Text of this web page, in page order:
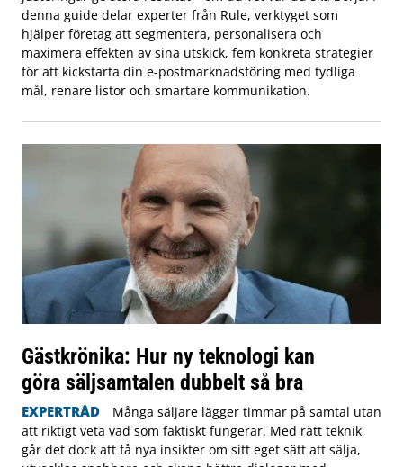
denna guide delar experter från Rule, verktyget som
hjälper företag att segmentera, personalisera och
maximera effekten av sina utskick, fem konkreta strategier
för att kickstarta din e-postmarknadsföring med tydliga
mål, renare listor och smartare kommunikation.
Gästkrönika: Hur ny teknologi kan
göra säljsamtalen dubbelt så bra
EXPERTRÅD
Många säljare lägger timmar på samtal utan
att riktigt veta vad som faktiskt fungerar. Med rätt teknik
går det dock att få nya insikter om sitt eget sätt att sälja,